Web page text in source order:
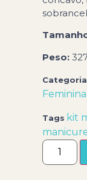
Peso:
Feminina
Tags kit